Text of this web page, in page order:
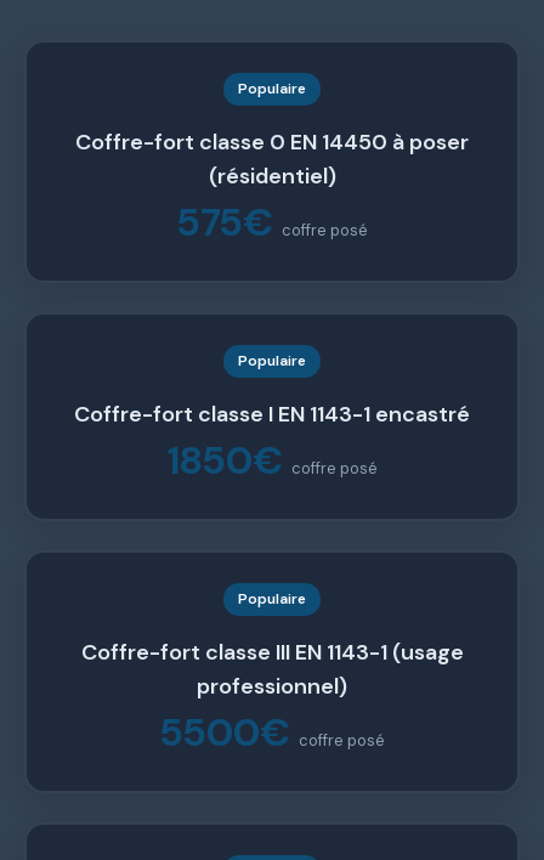
Populaire
Coffre-fort classe 0 EN 14450 à poser
(résidentiel)
575€ coffre posé
Populaire
Coffre-fort classe I EN 1143-1 encastré
1850€ coffre posé
Populaire
Coffre-fort classe III EN 1143-1 (usage
professionnel)
5500€ coffre posé